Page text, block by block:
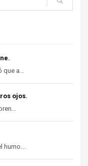
que a...
ojos.
humo...